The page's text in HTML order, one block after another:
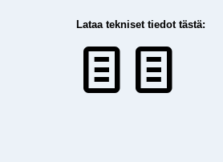
Lataa tekniset tiedot tästä: